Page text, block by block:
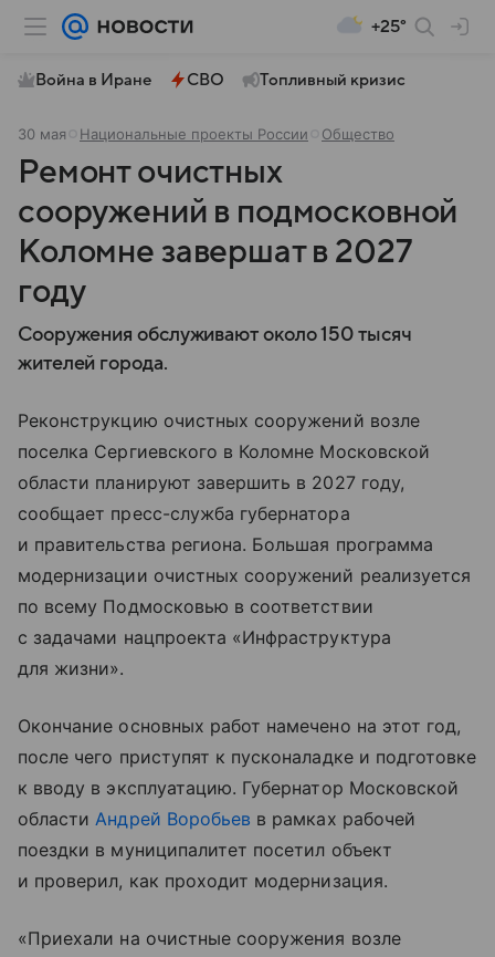
+25°
Война в Иране СВО Топливный кризис
30 мая Национальные проекты России Общество
Ремонт очистных
сооружений в подмосковной
Коломне завершат в 2027
году
Сооружения обслуживают около 150 тысяч
жителей города.
Реконструкцию очистных сооружений возле
поселка Сергиевского в Коломне Московской
области планируют завершить в 2027 году,
сообщает пресс-служба губернатора
и правительства региона. Большая программа
модернизации очистных сооружений реализуется
по всему Подмосковью в соответствии
с задачами нацпроекта «Инфраструктура
для жизни».
Окончание основных работ намечено на этот год,
после чего приступят к пусконаладке и подготовке
к вводу в эксплуатацию. Губернатор Московской
областиАндрей Воробьев в рамках рабочей
поездки в муниципалитет посетил объект
и проверил, как проходит модернизация.
«Приехали на очистные сооружения возле